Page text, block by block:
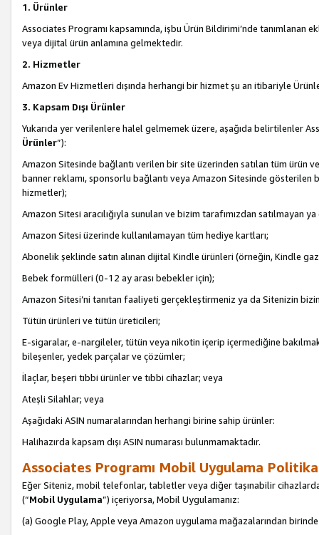
1. Ürünler
Associates Programı kapsamında, işbu Ürün Bildirimi’nde
veya dijital ürün anlamına gelmektedir.
2. Hizmetler
Amazon Ev Hizmetleri dışında herhangi bir hizmet şu an itibariyle
3. Kapsam Dışı Ürünler
Yukarıda yer verilenlere halel gelmemek üzere, aşağıda belirtilenler
Ürünler”):
Amazon Sitesinde bağlantı verilen bir site üzerinden satılan tüm ürün
banner reklamı, sponsorlu bağlantı veya Amazon Sitesinde gösterilen
hizmetler);
Amazon Sitesi aracılığıyla sunulan ve bizim tarafımızdan satılmayan
Amazon Sitesi üzerinde kullanılamayan tüm hediye kartları;
Abonelik şeklinde satın alınan dijital Kindle ürünleri (örneğin, Kindle
Bebek formülleri (0-12 ay arası bebekler için);
Amazon Sitesi’ni tanıtan faaliyeti gerçekleştirmeniz ya da Sitenizin
Tütün ürünleri ve tütün üreticileri;
E-sigaralar, e-nargileler, tütün veya nikotin içerip içermediğine
bileşenler, yedek parçalar ve çözümler;
İlaçlar, beşeri tıbbi ürünler ve tıbbi cihazlar; veya
Ateşli Silahlar; veya
Aşağıdaki ASIN numaralarından herhangi birine sahip ürünler:
Halihazırda kapsam dışı ASIN numarası bulunmamaktadır.
Associates Programı Mobil Uygulama
Eğer Siteniz, mobil telefonlar, tabletler veya diğer taşınabilir
(“Mobil Uygulama”) içeriyorsa, Mobil Uygulamanız:
(a) Google Play, Apple veya Amazon uygulama mağazalarından birinde